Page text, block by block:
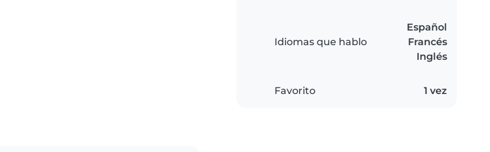
Idiomas que hablo
Español
Francés
Inglés
Favorito 1 vez